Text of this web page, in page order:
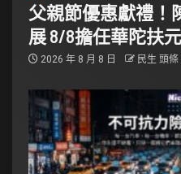
父親節優惠獻禮！
展 8/8擔任華陀扶
2026 年 8 月 8 日 民生 頭條